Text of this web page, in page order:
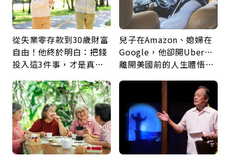
從失業零存款到30歲財富
自由！他終於明白：把錢
投入這3件事，才是真正
兒子在Amazon、媳婦在
Google，他卻開Uber…
離開美國前的人生體悟：